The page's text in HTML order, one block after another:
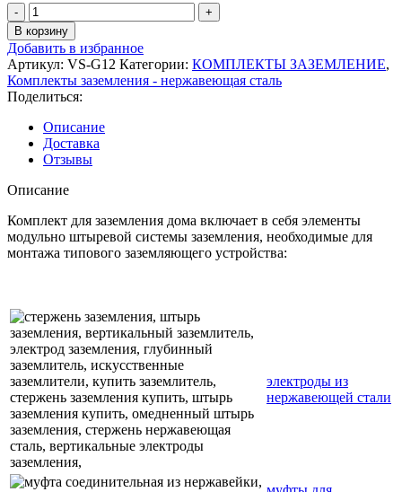
Количество
товара
VS-
G12
Комплект
заземления
из
нержавеющей
стали
(12
м),
VS-
(в
упаковке)
В корзину
Добавить в избранное
Артикул: VS-G12 Категории: КОМПЛЕКТЫ ЗАЗЕМЛЕНИЕ,
Комплекты заземления - нержавеющая сталь
Поделиться:
Описание
Доставка
Отзывы
Описание
Комплект для заземления дома включает в себя элементы
модульно штыревой системы заземления, необходимые для
монтажа типового заземляющего устройства:
электроды из
нержавеющей стали